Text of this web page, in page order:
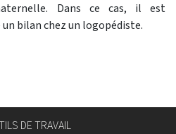
Dans ce cas, il est
bilan chez un logopédiste.
DE TRAVAIL